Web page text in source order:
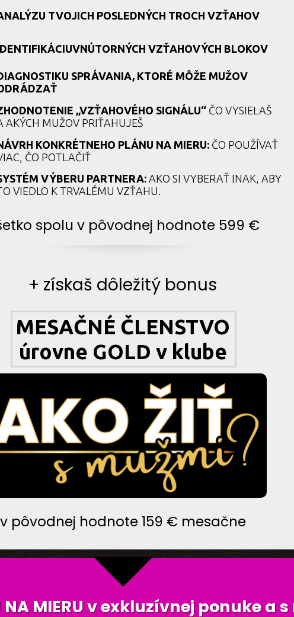
TVOJICH POSLEDNÝCH TROCH VZŤAHOV
VZŤAHOVÝCH BLOKOV
SPRÁVANIA, KTORÉ MÔŽE MUŽOV
„VZŤAHOVÉHO SIGNÁLU“ČO VYSIELAŠ
AKÝCH MUŽOV PRIŤAHUJEŠ
KONKRÉTNEHO PLÁNU NA MIERU: ČO POUŽÍVAŤ
ČO POTLAČIŤ
VÝBERU PARTNERA:AKO SI VYBERAŤ INAK, ABY
VIEDLO K TRVALÉMU VZŤAHU.
spolu v pôvodnej hodnote 599 €
+ získaš dôležitý bonus
MESAČNÉ ČLENSTVO
úrovne GOLD v klube
v pôvodnej hodnote 159 € mesačne
MIERUv exkluzívnej ponukea s